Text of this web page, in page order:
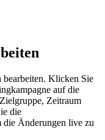
bearbeiten. Klicken Sie
auf die
Zeitraum
die
die Änderungen live zu